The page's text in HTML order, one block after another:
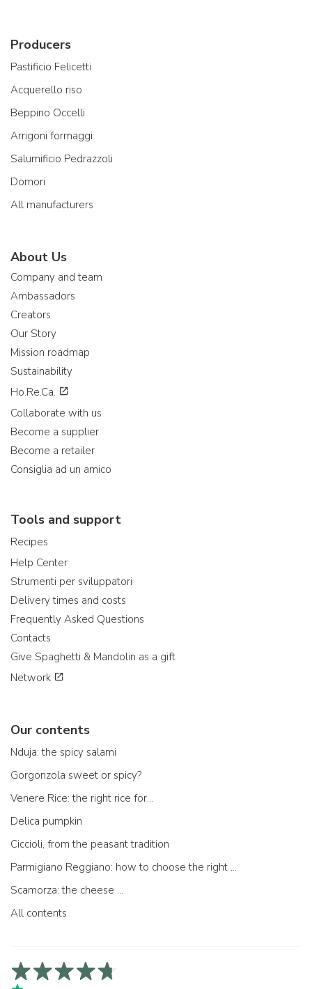
Producers
Pastificio Felicetti
Acquerello riso
Beppino Occelli
Arrigoni formaggi
Salumificio Pedrazzoli
Domori
All manufacturers
About Us
Company and team
Ambassadors
Creators
Our Story
Mission roadmap
Sustainability
Ho.Re.Ca.
Collaborate with us
Become a supplier
Become a retailer
Consiglia ad un amico
Tools and support
Recipes
Help Center
Strumenti per sviluppatori
Delivery times and costs
Frequently Asked Questions
Contacts
Give Spaghetti & Mandolin as a gift
Network
Our contents
Nduja: the spicy salami
Gorgonzola sweet or spicy?
Venere Rice: the right rice for...
Delica pumpkin
Ciccioli, from the peasant tradition
Parmigiano Reggiano: how to choose the right one
Scamorza: the cheese ...
All contents